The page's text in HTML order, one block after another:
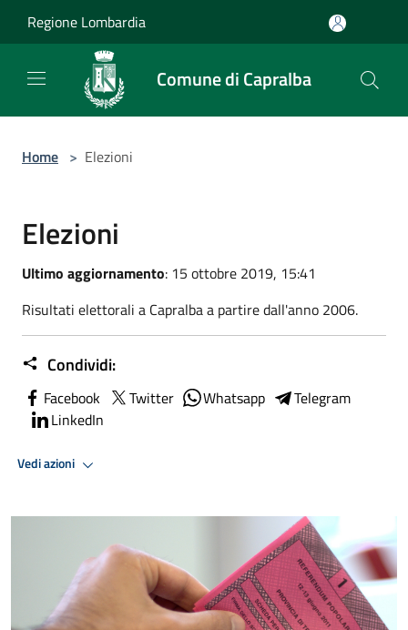
Regione Lombardia
Comune di Capralba
Home > Elezioni
Elezioni
Ultimo aggiornamento: 15 ottobre 2019, 15:41
Risultati elettorali a Capralba a partire dall'anno 2006.
Condividi:
Facebook Twitter Whatsapp
Telegram
LinkedIn
Vedi azioni